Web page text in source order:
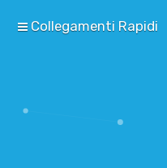
Collegamenti Rapidi